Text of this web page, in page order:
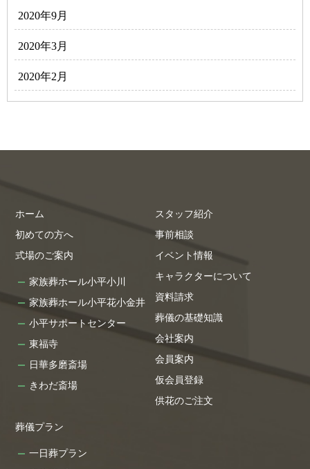
2020年9月
2020年3月
2020年2月
ホーム
初めての方へ
式場のご案内
家族葬ホール小平小川
家族葬ホール小平花小金井
小平サポートセンター
東福寺
日華多磨斎場
きわだ斎場
葬儀プラン
一日葬プラン
スタッフ紹介
事前相談
イベント情報
キャラクターについて
資料請求
葬儀の基礎知識
会社案内
会員案内
仮会員登録
供花のご注文